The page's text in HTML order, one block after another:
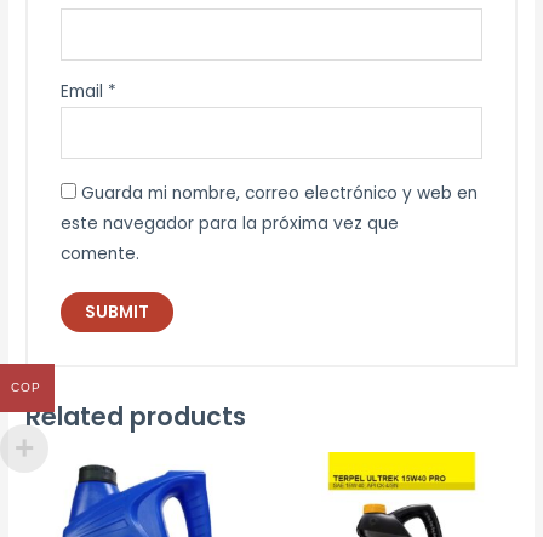
Email *
Guarda mi nombre, correo electrónico y web en
este navegador para la próxima vez que
comente.
Related products
COP